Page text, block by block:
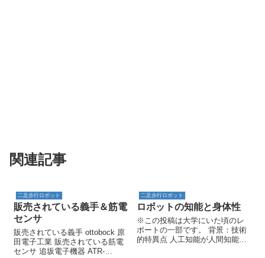
関連記事
二足歩行ロボット
販売されている義手＆筋電
センサ
販売されている義手 ottobock 原
田電子工業 販売されている筋電
センサ 追坂電子機器 ATR-
二足歩行ロボット
ロボットの知能と身体性
※この投稿は大学にいた頃のレ
ポートの一部です。 背景：技術
的特異点 人工知能が人間知能を